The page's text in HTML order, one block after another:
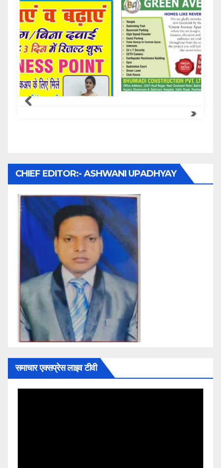
Samachar Express
CHIEF EDITOR:- ASHWANI UPADHYAY
समाचार एक्सप्रेस लाइव टीवी